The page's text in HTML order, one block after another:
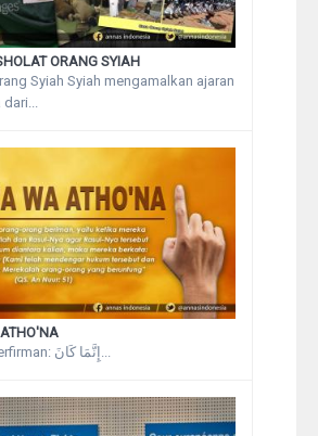
ORANG SYIAH
Syiah Syiah mengamalkan ajaran
dari...